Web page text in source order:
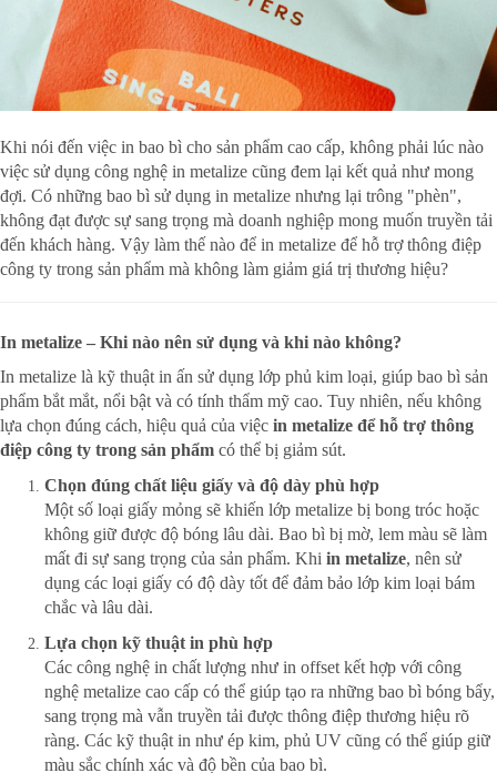
Khi nói đến việc in bao bì cho sản phẩm cao cấp, không phải lúc nào
việc sử dụng công nghệ in metalize cũng đem lại kết quả như mong
đợi. Có những bao bì sử dụng in metalize nhưng lại trông "phèn",
không đạt được sự sang trọng mà doanh nghiệp mong muốn truyền tải
đến khách hàng. Vậy làm thế nào để in metalize để hỗ trợ thông điệp
công ty trong sản phẩm mà không làm giảm giá trị thương hiệu?
In metalize – Khi nào nên sử dụng và khi nào không?
In metalize là kỹ thuật in ấn sử dụng lớp phủ kim loại, giúp bao bì sản
phẩm bắt mắt, nổi bật và có tính thẩm mỹ cao. Tuy nhiên, nếu không
lựa chọn đúng cách, hiệu quả của việc in metalize để hỗ trợ thông
điệp công ty trong sản phẩm có thể bị giảm sút.
Chọn đúng chất liệu giấy và độ dày phù hợp
Một số loại giấy mỏng sẽ khiến lớp metalize bị bong tróc hoặc
không giữ được độ bóng lâu dài. Bao bì bị mờ, lem màu sẽ làm
mất đi sự sang trọng của sản phẩm. Khi in metalize, nên sử
dụng các loại giấy có độ dày tốt để đảm bảo lớp kim loại bám
chắc và lâu dài.
Lựa chọn kỹ thuật in phù hợp
Các công nghệ in chất lượng như in offset kết hợp với công
nghệ metalize cao cấp có thể giúp tạo ra những bao bì bóng bẩy,
sang trọng mà vẫn truyền tải được thông điệp thương hiệu rõ
ràng. Các kỹ thuật in như ép kim, phủ UV cũng có thể giúp giữ
màu sắc chính xác và độ bền của bao bì.